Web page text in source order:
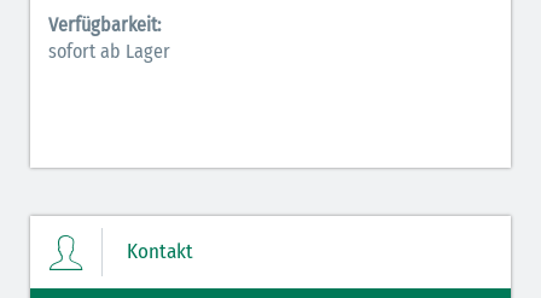
Elektrolyte Kalium (grün-blau)
Hormone Insulin (braun-gelb)
Verfügbarkeit:
sofort ab Lager
Kontakt